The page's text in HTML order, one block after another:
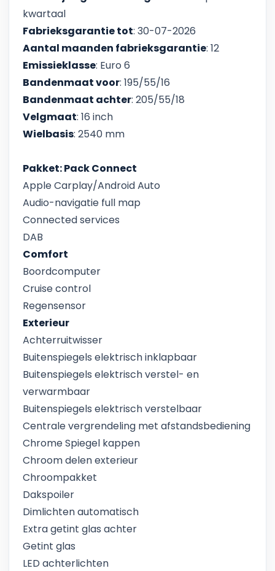
kwartaal
Fabrieksgarantie tot: 30-07-2026
Aantal maanden fabrieksgarantie: 12
Emissieklasse: Euro 6
Bandenmaat voor: 195/55/16
Bandenmaat achter: 205/55/18
Velgmaat: 16 inch
Wielbasis: 2540 mm
Pakket: Pack Connect
Apple Carplay/Android Auto
Audio-navigatie full map
Connected services
DAB
Comfort
Boordcomputer
Cruise control
Regensensor
Exterieur
Achterruitwisser
Buitenspiegels elektrisch inklapbaar
Buitenspiegels elektrisch verstel- en
verwarmbaar
Buitenspiegels elektrisch verstelbaar
Centrale vergrendeling met afstandsbediening
Chrome Spiegel kappen
Chroom delen exterieur
Chroompakket
Dakspoiler
Dimlichten automatisch
Extra getint glas achter
Getint glas
LED achterlichten